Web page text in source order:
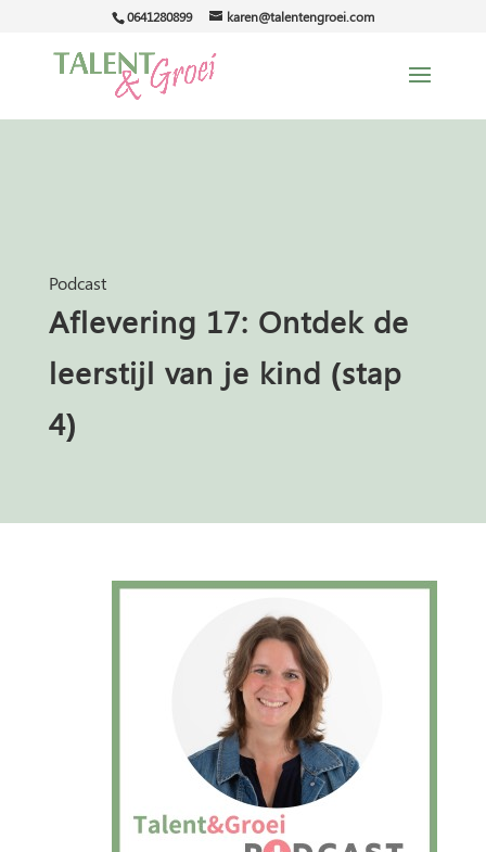
0641280899 karen@talentengroei.com
Podcast
Aflevering 17: Ontdek de
leerstijl van je kind (stap
4)